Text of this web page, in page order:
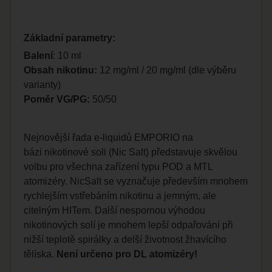
Základní parametry:
Balení: 10 ml
Obsah nikotinu: 12 mg/ml / 20 mg/ml (dle výběru
varianty)
Poměr VG/PG: 50/50
Nejnovější řada e-liquidů EMPORIO na
bázi nikotinové soli (Nic Salt) představuje skvělou
volbu pro všechna zařízení typu POD a MTL
atomizéry. NicSalt se vyznačuje především mnohem
rychlejším vstřebáním nikotinu a jemným, ale
citelným HITem. Další nespornou výhodou
nikotinových solí je mnohem lepší odpařování při
nižší teplotě spirálky a delší životnost žhavícího
tělíska. Není určeno pro DL atomizéry!